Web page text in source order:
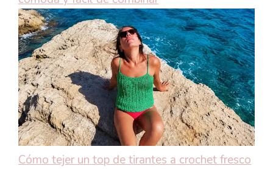
Cómo tejer un top de tirantes a crochet fresco